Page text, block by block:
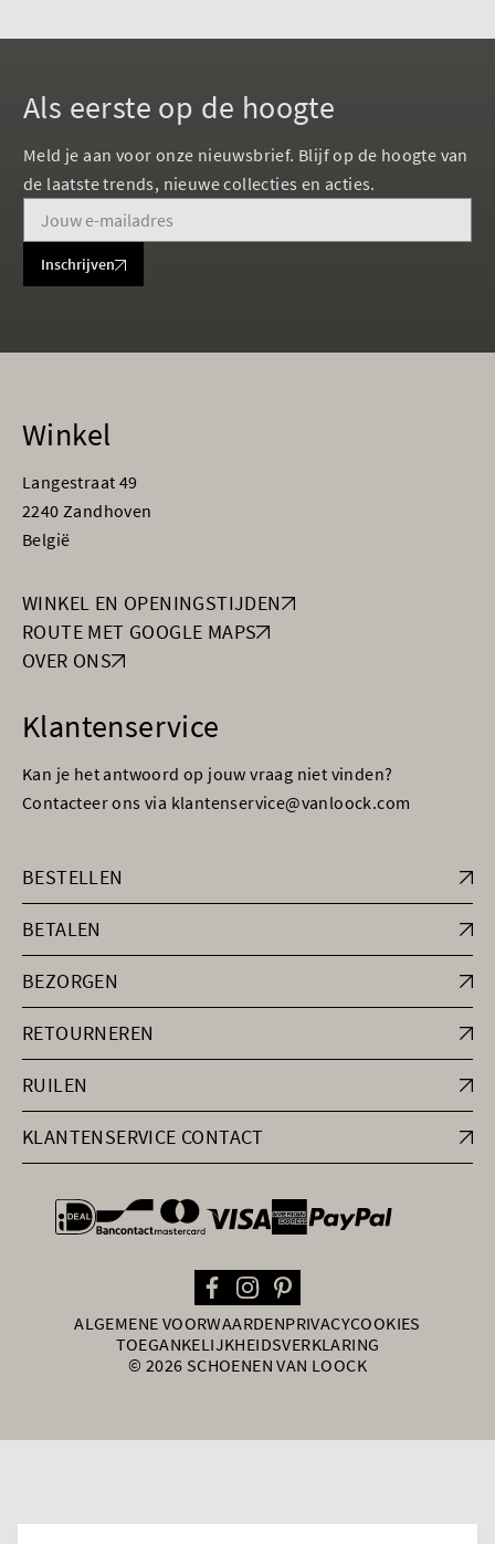
Als eerste op de hoogte
Meld je aan voor onze nieuwsbrief. Blijf op de hoogte van
de laatste trends, nieuwe collecties en acties.
Inschrijven
Winkel
Langestraat 49
2240 Zandhoven
België
WINKEL EN OPENINGSTIJDEN
ROUTE MET GOOGLE MAPS
OVER ONS
Klantenservice
Kan je het antwoord op jouw vraag niet vinden?
Contacteer ons via klantenservice@vanloock.com
BESTELLEN
BETALEN
BEZORGEN
RETOURNEREN
RUILEN
KLANTENSERVICE CONTACT
general.paymentOptions
ALGEMENE VOORWAARDENPRIVACYCOOKIES
TOEGANKELIJKHEIDSVERKLARING
© 2026 SCHOENEN VAN LOOCK